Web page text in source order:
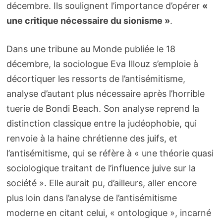
décembre. Ils soulignent l’importance d’opérer «
une critique nécessaire du sionisme ».
Dans une tribune au Monde publiée le 18
décembre, la sociologue Eva Illouz s’emploie à
décortiquer les ressorts de l’antisémitisme,
analyse d’autant plus nécessaire après l’horrible
tuerie de Bondi Beach. Son analyse reprend la
distinction classique entre la judéophobie, qui
renvoie à la haine chrétienne des juifs, et
l’antisémitisme, qui se réfère à « une théorie quasi
sociologique traitant de l’influence juive sur la
société ». Elle aurait pu, d’ailleurs, aller encore
plus loin dans l’analyse de l’antisémitisme
moderne en citant celui, « ontologique », incarné